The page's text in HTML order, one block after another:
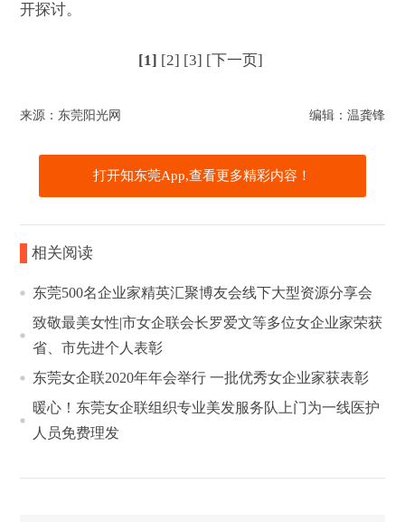
开探讨。
[1] [2] [3] [下一页]
来源：东莞阳光网 编辑：温龚锋
打开知东莞App,查看更多精彩内容！
相关阅读
东莞500名企业家精英汇聚博友会线下大型资源分享会
致敬最美女性|市女企联会长罗爱文等多位女企业家荣获
省、市先进个人表彰
东莞女企联2020年年会举行 一批优秀女企业家获表彰
暖心！东莞女企联组织专业美发服务队上门为一线医护
人员免费理发